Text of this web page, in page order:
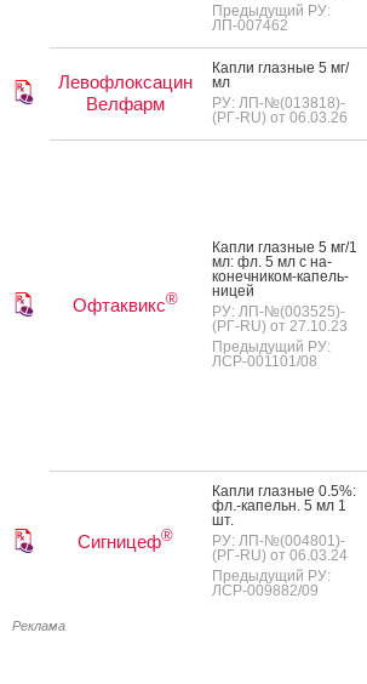
Предыдущий РУ:
ЛП-007462
Левофлоксацин
Велфарм
Кап­ли глаз­ные 5 мг/
мл
РУ: ЛП-№(013818)-
(РГ-RU) от 06.03.26
Офтаквикс®
Кап­ли глаз­ные 5 мг/1
мл: фл. 5 мл с на­
конеч­ни­ком-ка­пель­
ни­цей
РУ: ЛП-№(003525)-
(РГ-RU) от 27.10.23
Предыдущий РУ:
ЛСР-001101/08
Сигницеф®
Кап­ли глаз­ные 0.5%:
фл.-ка­пельн. 5 мл 1
шт.
РУ: ЛП-№(004801)-
(РГ-RU) от 06.03.24
Предыдущий РУ:
ЛСР-009882/09
Реклама